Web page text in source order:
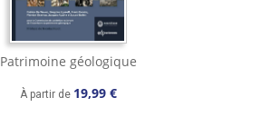
Patrimoine géologique
À partir de 19,99 €